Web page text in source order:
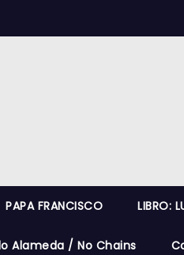
PAPA FRANCISCO LIBRO:
Alameda / No Chains